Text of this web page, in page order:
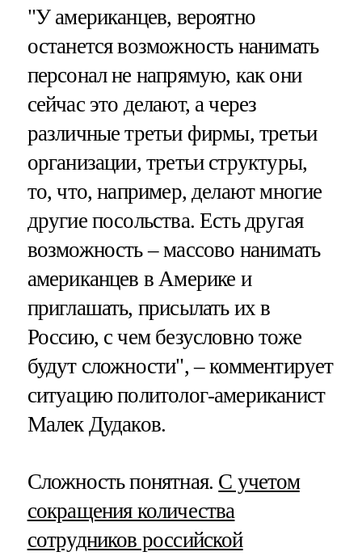
"У американцев, вероятно
останется возможность нанимать
персонал не напрямую, как они
сейчас это делают, а через
различные третьи фирмы, третьи
организации, третьи структуры,
то, что, например, делают многие
другие посольства. Есть другая
возможность – массово нанимать
американцев в Америке и
приглашать, присылать их в
Россию, с чем безусловно тоже
будут сложности", – комментирует
ситуацию политолог-американист
Малек Дудаков.
Сложность понятная. С учетом
сокращения количества
сотрудников российской